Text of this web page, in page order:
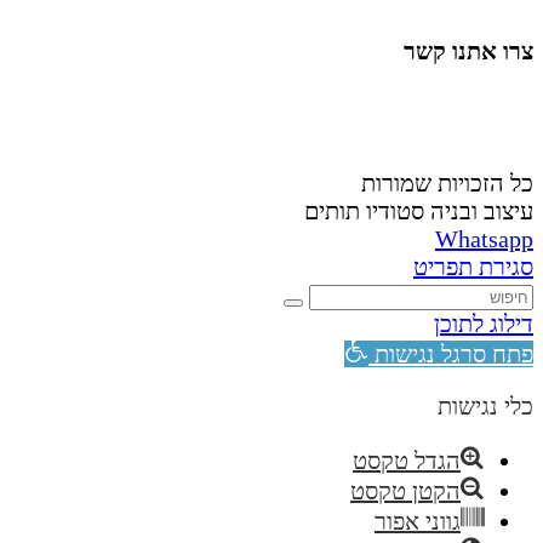
צרו אתנו קשר
כל הזכויות שמורות
עיצוב ובניה סטודיו תותים
Whatsapp
סגירת תפריט
דילוג לתוכן
פתח סרגל נגישות
כלי נגישות
הגדל טקסט
הקטן טקסט
גווני אפור